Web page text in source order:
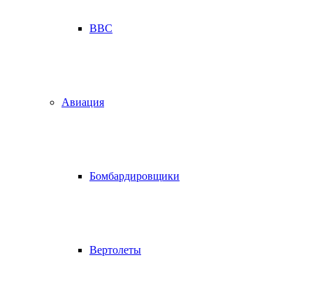
ВВС
Авиация
Бомбардировщики
Вертолеты